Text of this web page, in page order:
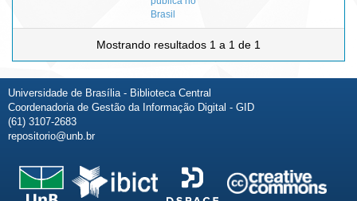
Brasil
Mostrando resultados 1 a 1 de 1
Universidade de Brasília - Biblioteca Central
Coordenadoria de Gestão da Informação Digital - GID
(61) 3107-2683
repositorio@unb.br